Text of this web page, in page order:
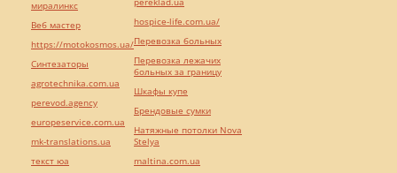
миралинкс
Веб мастер
https://motokosmos.ua/
Синтезаторы
agrotechnika.com.ua
perevod.agency
europeservice.com.ua
mk-translations.ua
текст юа
hospice-life.com.ua/
Перевозка больных
Перевозка лежачих
больных за границу
Шкафы купе
Брендовые сумки
Натяжные потолки Nova
Stelya
maltina.com.ua